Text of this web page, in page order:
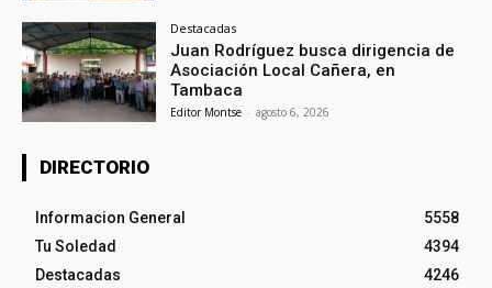
Destacadas
Juan Rodríguez busca dirigencia de
Asociación Local Cañera, en
Tambaca
Editor Montse - agosto 6, 2026
DIRECTORIO
Informacion General
5558
Tu Soledad
4394
Destacadas
4246